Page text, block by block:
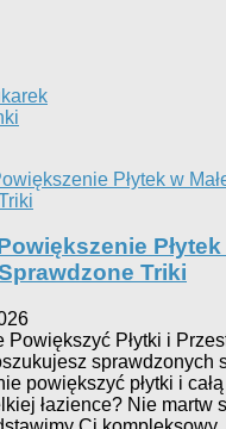
Płytek
Triki
Powiększyć Płytki i
sprawdzonych
powiększyć płytki i
łazience? Nie martw